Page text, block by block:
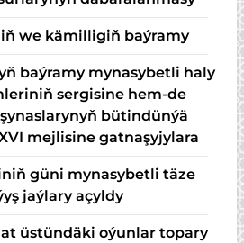
we kämilligiň baýramy
baýramy mynasybetli haly
sergisine hem-de
bütindünýä
mejlisine gatnaşyjylara
güni mynasybetli täze
jaýlary açyldy
üstündäki oýunlar topary